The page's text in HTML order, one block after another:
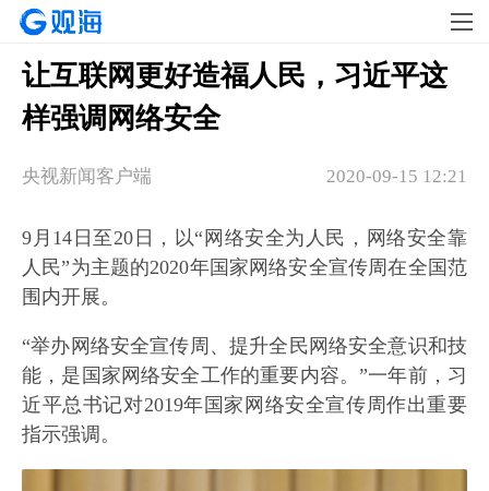
让互联网更好造福人民，习近平这
样强调网络安全
2020-09-15 12:21
央视新闻客户端
9月14日至20日，以“网络安全为人民，网络安全靠
人民”为主题的2020年国家网络安全宣传周在全国范
围内开展。
“举办网络安全宣传周、提升全民网络安全意识和技
能，是国家网络安全工作的重要内容。”一年前，习
近平总书记对2019年国家网络安全宣传周作出重要
指示强调。